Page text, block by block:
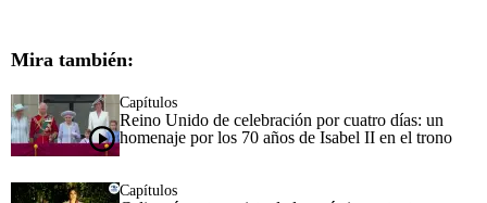
Mira también:
Capítulos
Reino Unido de celebración por cuatro días: un
homenaje por los 70 años de Isabel II en el trono
Capítulos